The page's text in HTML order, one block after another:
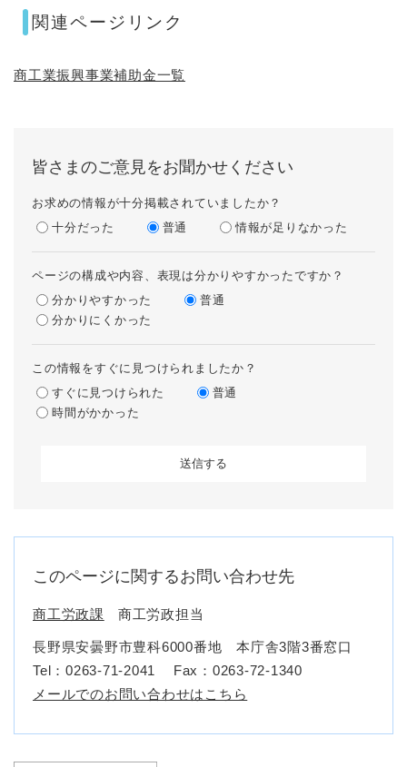
関連ページリンク
商工業振興事業補助金一覧
皆さまのご意見をお聞かせください
お求めの情報が十分掲載されていましたか？
十分だった
普通 情報が足りなかった
ページの構成や内容、表現は分かりやすかったですか？
分かりやすかった
普通
分かりにくかった
この情報をすぐに見つけられましたか？
すぐに見つけられた
普通
時間がかかった
このページに関するお問い合わせ先
商工労政課 商工労政担当
長野県安曇野市豊科6000番地 本庁舎3階3番窓口
Tel：0263-71-2041
Fax：0263-72-1340
メールでのお問い合わせはこちら